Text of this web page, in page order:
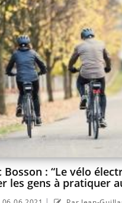
Bosson : “Le vélo
les gens à pratiquer